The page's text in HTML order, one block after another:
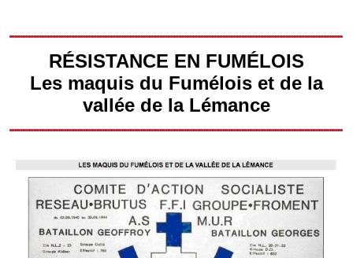
RÉSISTANCE EN FUMÉLOIS
Les maquis du Fumélois et de la
vallée de la Lémance